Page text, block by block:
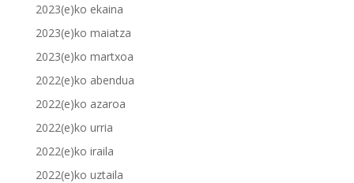
2023(e)ko ekaina
2023(e)ko maiatza
2023(e)ko martxoa
2022(e)ko abendua
2022(e)ko azaroa
2022(e)ko urria
2022(e)ko iraila
2022(e)ko uztaila